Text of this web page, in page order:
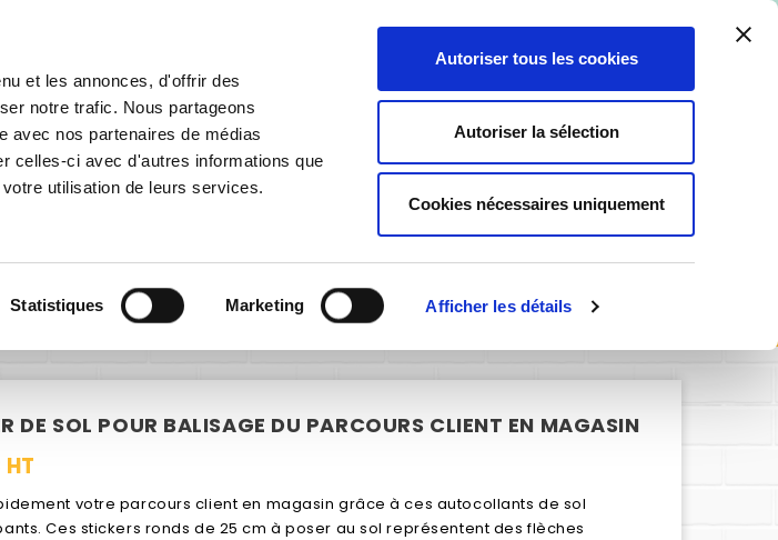
et les annonces, d'offrir des
notre trafic. Nous partageons
avec nos partenaires de médias
celles-ci avec d'autres informations que
utilisation de leurs services.
Statistiques Marketing Afficher les détails
Autoriser tous les cookies
Autoriser la sélection
Cookies nécessaires uniquement
SIGNALÉTIQUE PERSONNALISABLE
au sol Sticker de sol pour balisage du parcours client en magasin
DE SOL POUR BALISAGE DU PARCOURS CLIENT EN MAGASIN
votre parcours client en magasin grâce à ces autocollants de sol
Ces stickers ronds de 25 cm à poser au sol représentent des flèches